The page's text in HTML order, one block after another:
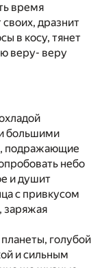
время
дразнит
в косу, тянет
веру- веру
большими
подражающие
небо
и душит
с привкусом
заряжая
голубой
и сильным